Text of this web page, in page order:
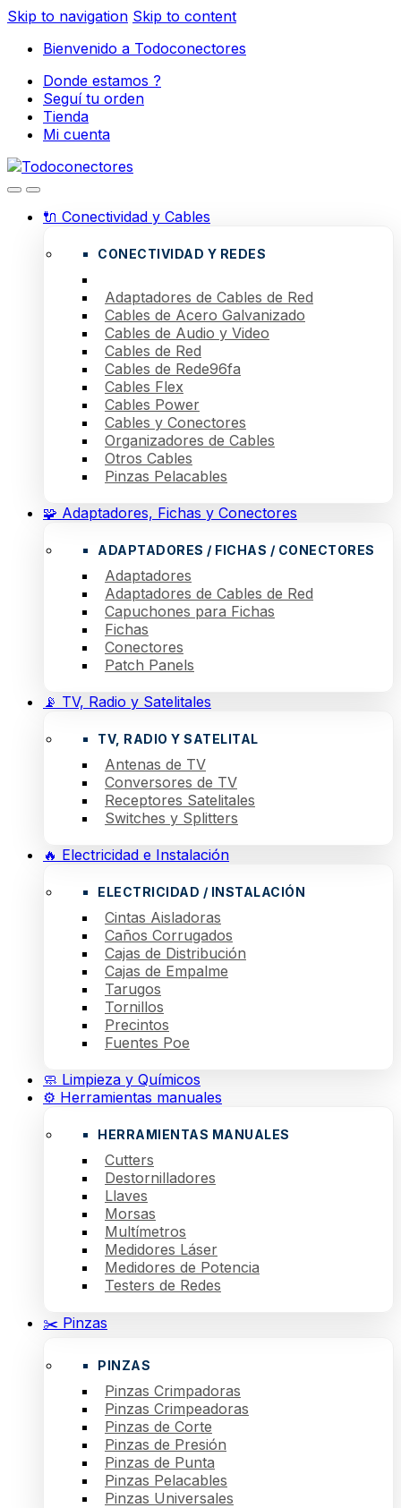
Skip to navigation Skip to content
Bienvenido a Todoconectores
Donde estamos ?
Seguí tu orden
Tienda
Mi cuenta
🔌 Conectividad y Cables
CONECTIVIDAD Y REDES
Adaptadores de Cables de Red
Cables de Acero Galvanizado
Cables de Audio y Video
Cables de Red
Cables de Rede96fa
Cables Flex
Cables Power
Cables y Conectores
Organizadores de Cables
Otros Cables
Pinzas Pelacables
🧩 Adaptadores, Fichas y Conectores
ADAPTADORES / FICHAS / CONECTORES
Adaptadores
Adaptadores de Cables de Red
Capuchones para Fichas
Fichas
Conectores
Patch Panels
📡 TV, Radio y Satelitales
TV, RADIO Y SATELITAL
Antenas de TV
Conversores de TV
Receptores Satelitales
Switches y Splitters
🔥 Electricidad e Instalación
ELECTRICIDAD / INSTALACIÓN
Cintas Aisladoras
Caños Corrugados
Cajas de Distribución
Cajas de Empalme
Tarugos
Tornillos
Precintos
Fuentes Poe
🧼 Limpieza y Químicos
⚙️ Herramientas manuales
HERRAMIENTAS MANUALES
Cutters
Destornilladores
Llaves
Morsas
Multímetros
Medidores Láser
Medidores de Potencia
Testers de Redes
✂️ Pinzas
PINZAS
Pinzas Crimpadoras
Pinzas Crimpeadoras
Pinzas de Corte
Pinzas de Presión
Pinzas de Punta
Pinzas Pelacables
Pinzas Universales